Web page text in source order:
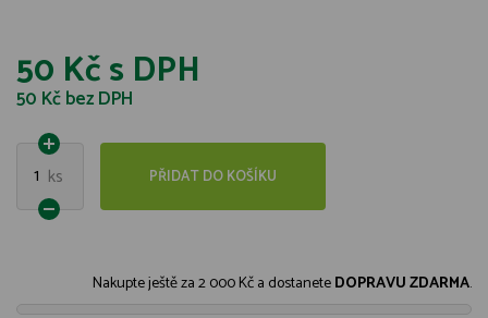
50 Kčs DPH
50 Kčbez DPH
1 ks PŘIDAT DO KOŠÍKU
Nakupte ještě za2 000 Kča dostaneteDOPRAVU ZDARMA.